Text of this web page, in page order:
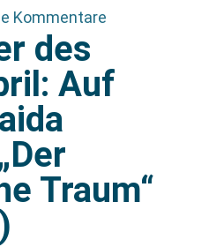
Kommentare
des
Auf
Traum“